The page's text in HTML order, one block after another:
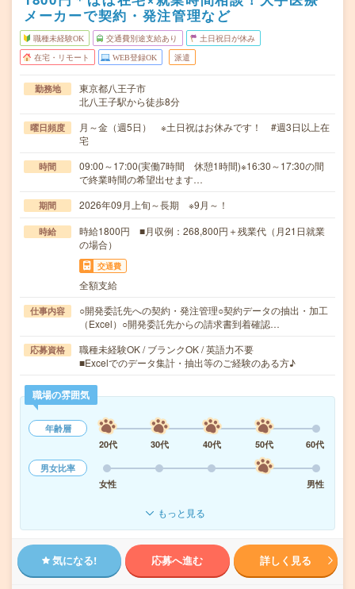
メーカーで契約・発注管理など
職種未経験OK 交通費別途支給あり 土日祝日が休み
在宅・リモート WEB登録OK 派遣
勤務地
東京都八王子市
北八王子駅から徒歩8分
曜日頻度
月～金（週5日） ※土日祝はお休みです！ #週3日以上在
宅
時間
09:00～17:00(実働7時間 休憩1時間)※16:30～17:30の間
で終業時間の希望出せます…
期間 2026年09月上旬～長期 ※9月～！
時給
時給1800円 ■月収例：268,800円＋残業代（月21日就業
の場合）
交通費
全額支給
仕事内容
○開発委託先への契約・発注管理○契約データの抽出・加工
（Excel）○開発委託先からの請求書到着確認…
応募資格
職種未経験OK / ブランクOK / 英語力不要
■Excelでのデータ集計・抽出等のご経験のある方♪
職場の雰囲気
年齢層
20代
30代 40代 50代
60代
男女比率
女性
男性
もっと見る
気になる! 応募へ進む 詳しく見る